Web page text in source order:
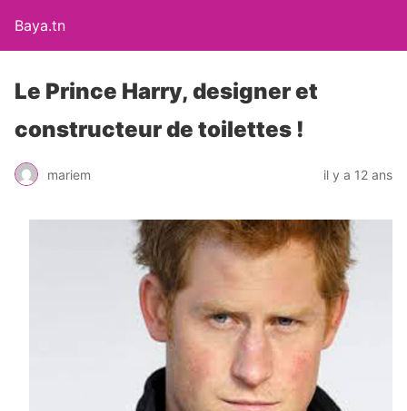
Baya.tn
Le Prince Harry, designer et
constructeur de toilettes !
mariem il y a 12 ans